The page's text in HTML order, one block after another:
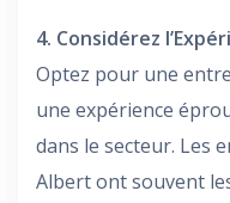
4. Considérez
Optez pour une
une expérience
dans le secteur. Les
Albert ont souvent